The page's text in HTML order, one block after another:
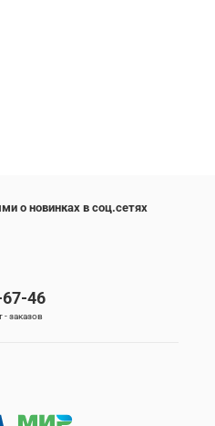
о новинках в соц.сетях
46
- заказов